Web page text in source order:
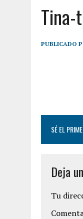
PUBLICADO
SÉ EL
Deja
Tu